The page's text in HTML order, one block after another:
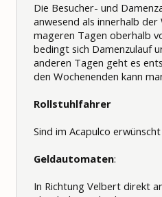
Die Besucher- und
anwesend als innerhalb
mageren Tagen oberhalb
bedingt sich Damenzulauf
anderen Tagen geht es
den Wochenenden kann
Rollstuhlfahrer
Sind im Acapulco
Geldautomaten:
In Richtung Velbert direkt